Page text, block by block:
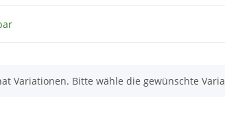
Variationen. Bitte wähle die gewünschte